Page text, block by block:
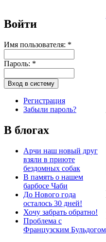
Войти
Имя пользователя: *
Пароль: *
Регистрация
Забыли пароль?
В блогах
Арчи наш новый друг
взяли в приюте
бездомных собак
В память о нашем
барбосе Чаби
До Нового года
осталось 30 дней!
Хочу забрать обратно!
Проблема с
Французским Бульдогом